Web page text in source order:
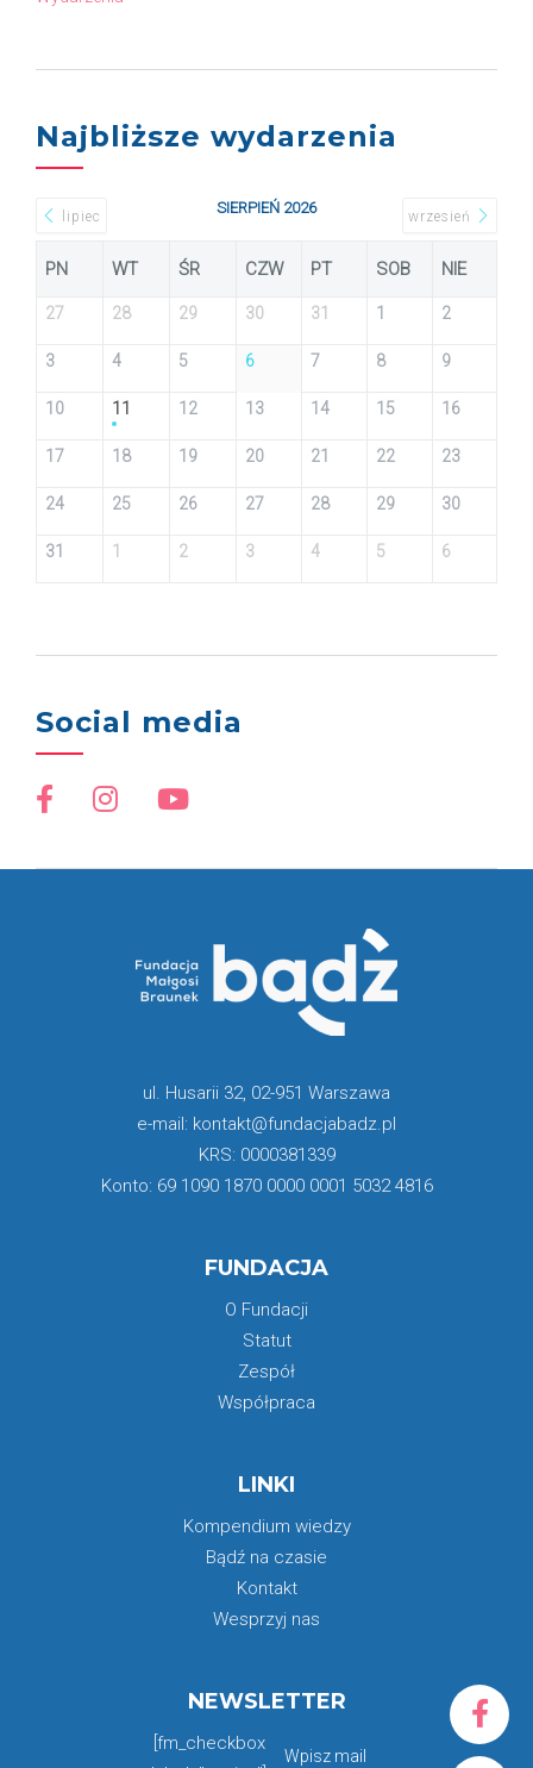
Najbliższe wydarzenia
lipiec SIERPIEŃ 2026 wrzesień
PN WT ŚR CZW PT SOB NIE
27 28 29 30 31 1 2
3 4 5 6 7 8 9
10 11 12 13 14 15 16
17 18 19 20 21 22 23
24 25 26 27 28 29 30
31 1 2 3 4 5 6
Social media
ul. Husarii 32, 02-951 Warszawa
e-mail: kontakt@fundacjabadz.pl
KRS: 0000381339
Konto: 69 1090 1870 0000 0001 5032 4816
FUNDACJA
O Fundacji
Statut
Zespół
Współpraca
LINKI
Kompendium wiedzy
Bądź na czasie
Kontakt
Wesprzyj nas
NEWSLETTER
[fm_checkbox